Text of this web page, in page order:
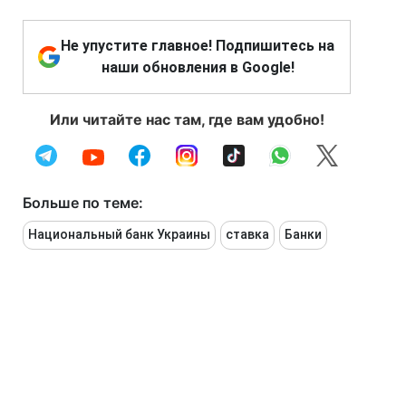
Не упустите главное! Подпишитесь на
наши обновления в Google!
Или читайте нас там, где вам удобно!
Больше по теме:
Национальный банк Украины ставка Банки